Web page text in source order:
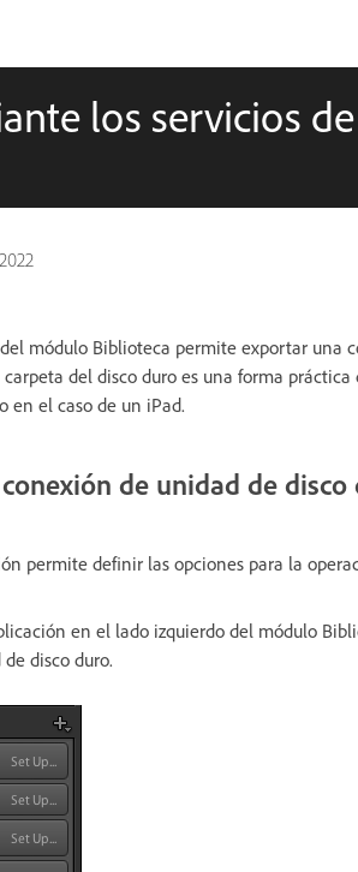
los servicios de
módulo Biblioteca permite exportar una
del disco duro es una forma
en el caso de un iPad.
de unidad de disco
permite definir las opciones para la
en el lado izquierdo del módulo
disco duro.